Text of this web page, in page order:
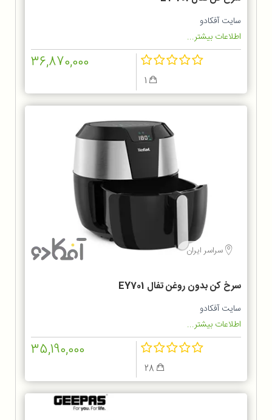
سایت آفکادو
اطلاعات بیشتر...
36,870,000
سراسر ایران
سرخ کن بدون روغن تفال EY701
سایت آفکادو
اطلاعات بیشتر...
35,190,000